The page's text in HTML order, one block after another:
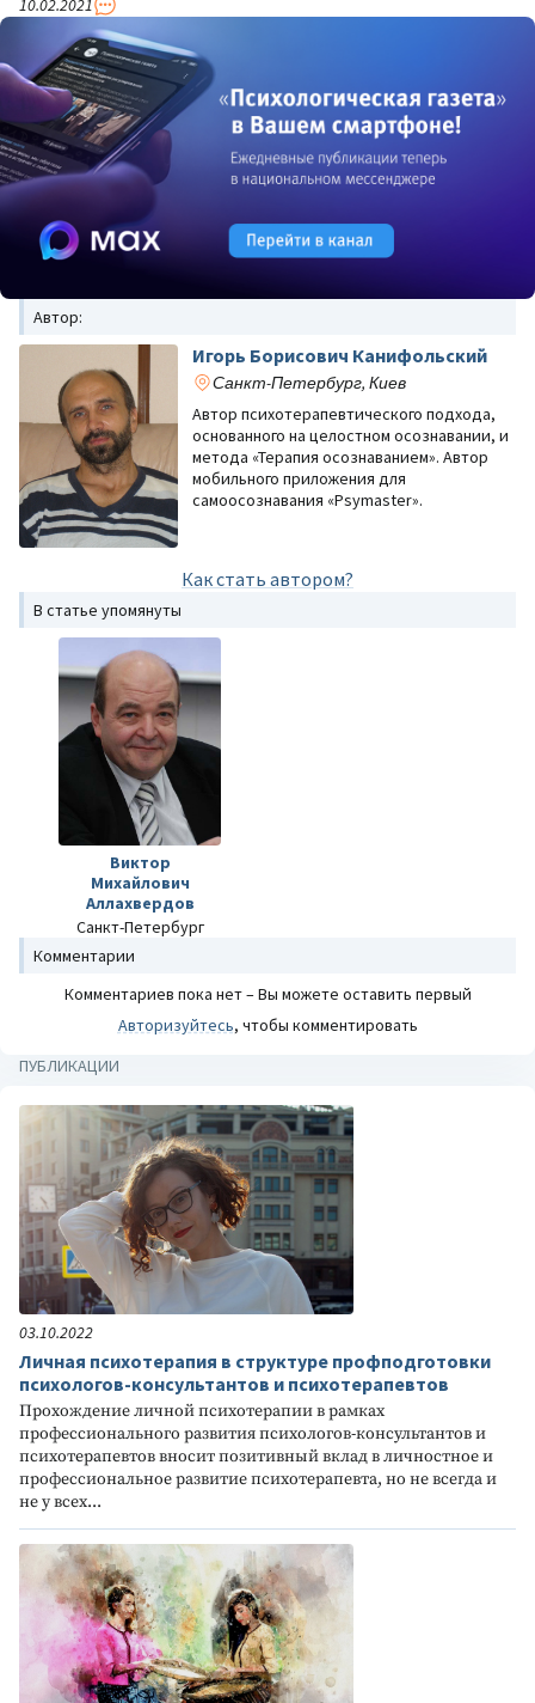
10.02.2021
Автор:
Игорь Борисович Канифольский
Санкт-Петербург, Киев
Автор психотерапевтического подхода,
основанного на целостном осознавании, и
метода «Терапия осознаванием». Автор
мобильного приложения для
самоосознавания «Psymaster».
Как стать автором?
В статье упомянуты
Виктор
Михайлович
Аллахвердов
Санкт-Петербург
Комментарии
Комментариев пока нет – Вы можете оставить первый
Авторизуйтесь, чтобы комментировать
ПУБЛИКАЦИИ
03.10.2022
Личная психотерапия в структуре профподготовки
психологов-консультантов и психотерапевтов
Прохождение личной психотерапии в рамках
профессионального развития психологов-консультантов и
психотерапевтов вносит позитивный вклад в личностное и
профессиональное развитие психотерапевта, но не всегда и
не у всех...